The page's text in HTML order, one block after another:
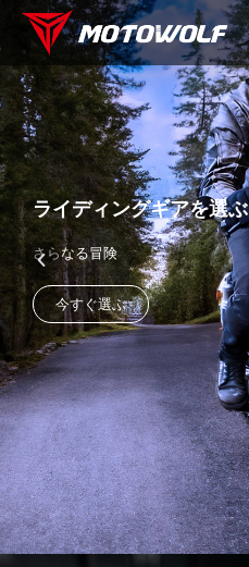
ライディングギアを選ぶ
さらなる冒険
今すぐ選ぶ